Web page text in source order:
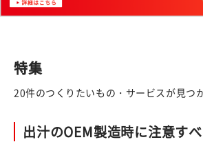
特集
20件のつくりたいもの・サービスが見つ
出汁のOEM製造時に注意す